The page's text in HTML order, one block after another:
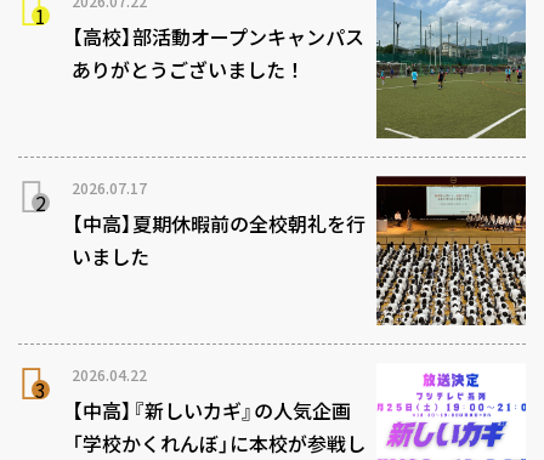
【高校】部活動オープンキャンパス
ありがとうございました！
2026.07.17
【中高】夏期休暇前の全校朝礼を行
いました
2026.04.22
【中高】『新しいカギ』の人気企画
「学校かくれんぼ」に本校が参戦し